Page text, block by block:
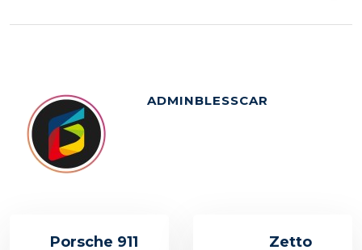
ADMINBLESSCAR
Porsche 911 Zetto